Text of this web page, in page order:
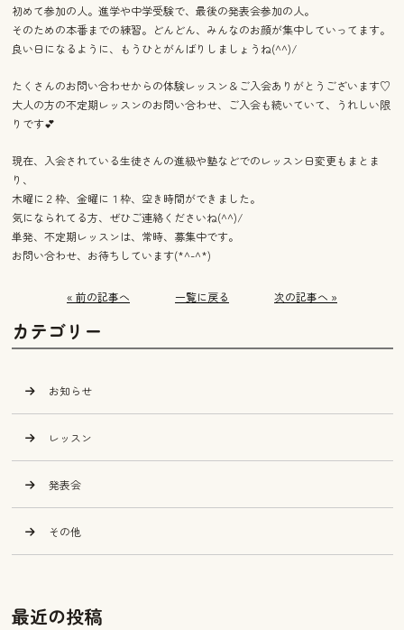
初めて参加の人。進学や中学受験で、最後の発表会参加の人。
そのための本番までの練習。どんどん、みんなのお顔が集中していってます。
良い日になるように、もうひとがんばりしましょうね(^^)/
たくさんのお問い合わせからの体験レッスン＆ご入会ありがとうございます♡
大人の方の不定期レッスンのお問い合わせ、ご入会も続いていて、うれしい限
りです💕
現在、入会されている生徒さんの進級や塾などでのレッスン日変更もまとま
り、
木曜に２枠、金曜に１枠、空き時間ができました。
気になられてる方、ぜひご連絡くださいね(^^)/
単発、不定期レッスンは、常時、募集中です。
お問い合わせ、お待ちしています(*^-^*)
« 前の記事へ 一覧に戻る 次の記事へ »
カテゴリー
お知らせ
レッスン
発表会
その他
最近の投稿